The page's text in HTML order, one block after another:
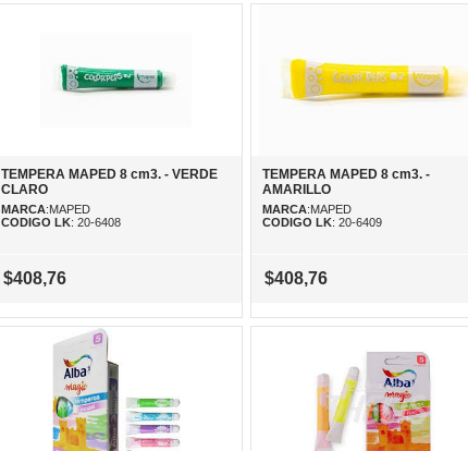
TEMPERA MAPED 8 cm3. - VERDE
CLARO
MARCA:MAPED
CODIGO LK: 20-6408
$408,76
TEMPERA MAPED 8 cm3. -
AMARILLO
MARCA:MAPED
CODIGO LK: 20-6409
$408,76